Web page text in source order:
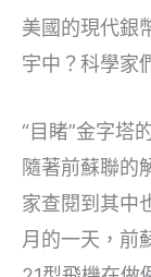
美國的現代銀
宇中？科學家
“目睹”金字塔
隨著前蘇聯的
家查閱到其中
月的一天，前